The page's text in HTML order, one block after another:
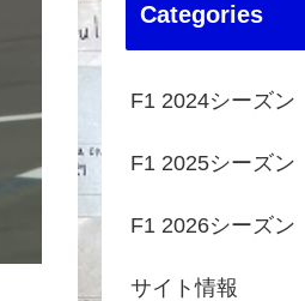
Categories
F1 2024シーズン
F1 2025シーズン
F1 2026シーズン
サイト情報